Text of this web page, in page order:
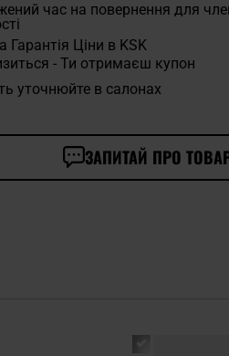
час на повернення для
Гарантія Ціни в KSK
- Ти отримаєш купон
уточнюйте в салонах
ЗАПИТАЙ ПРО